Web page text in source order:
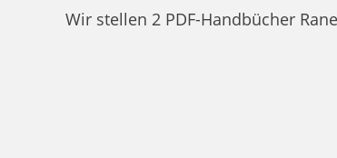
Wir stellen 2 PDF-Handbücher